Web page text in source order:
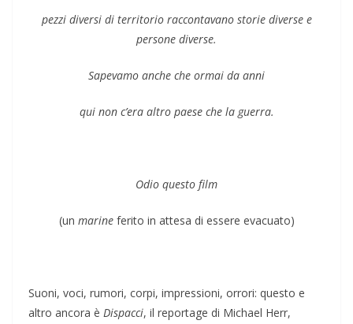
pezzi diversi di territorio raccontavano storie diverse e
persone diverse.
Sapevamo anche che ormai da anni
qui non c’era altro paese che la guerra.
Odio questo film
(un marineferito in attesa di essere evacuato)
Suoni, voci, rumori, corpi, impressioni, orrori: questo e
altro ancora è Dispacci, il reportage di Michael Herr,